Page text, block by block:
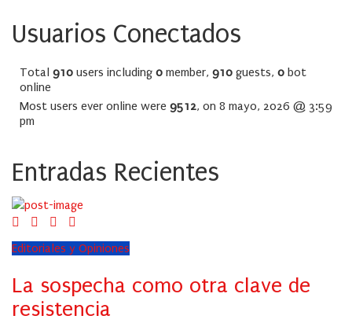
Usuarios Conectados
Total 910 users including 0 member, 910 guests, 0 bot
online
Most users ever online were 9512, on 8 mayo, 2026 @ 3:59
pm
Entradas Recientes
Editoriales y Opiniones
La sospecha como otra clave de
resistencia